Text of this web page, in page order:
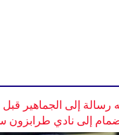
إلى الجماهير قبل
إلى نادي طرابزون